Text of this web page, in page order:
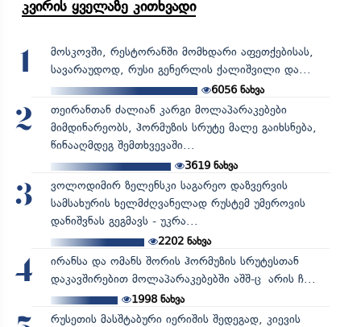
კვირის ყველაზე კითხვადი
1
მოსკოვში, რესტორანში მომხდარი აფეთქებისას,
სავარაუდოდ, რუსი გენერლის ქალიშვილი და...
6056ნახვა
2
თეირანთან ძალიან კარგი მოლაპარაკებები
მიმდინარეობს, ჰორმუზის სრუტე მალე გაიხსნება,
წინააღმდეგ შემთხვევაში...
3619ნახვა
3
ვოლოდიმირ ზელენსკი საგარეო დაზვერვის
სამსახურის ხელმძღვანელად რუსტემ უმეროვის
დანიშვნას გეგმავს - უკრა...
2202ნახვა
4
ირანსა და ომანს შორის ჰორმუზის სრუტესთან
დაკავშირებით მოლაპარაკებებში აშშ-ც არის ჩ...
1998ნახვა
რუსეთის მასშტაბური იერიშის შედეგად, კიევის